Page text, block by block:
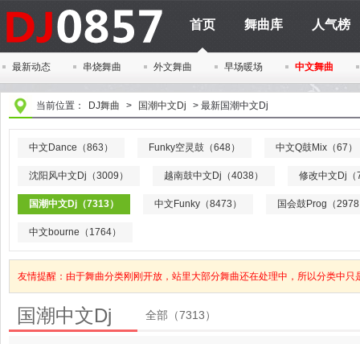
首页 舞曲库 人气榜
最新动态 串烧舞曲 外文舞曲 早场暖场 中文舞曲
当前位置： DJ舞曲 > 国潮中文Dj > 最新国潮中文Dj
中文Dance（863） Funky空灵鼓（648） 中文Q鼓Mix（67）
沈阳风中文Dj（3009） 越南鼓中文Dj（4038） 修改中文Dj（
国潮中文Dj（7313） 中文Funky（8473） 国会鼓Prog（
中文bourne（1764）
友情提醒：由于舞曲分类刚刚开放，站里大部分舞曲还在处理中，所以分类中只
国潮中文Dj 全部（7313）